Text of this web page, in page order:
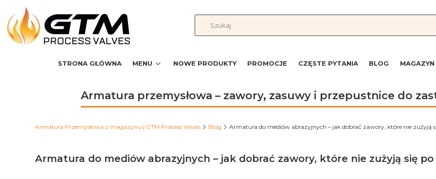
STRONA GŁÓWNA MENU NOWE PRODUKTY PROMOCJE CZĘSTE PYTANIA BLOG
Armatura przemysłowa – zawory, zasuwy i przepustnice do
Armatura Przemysłowa z magazynu | GTM Process Valves Blog Armatura do mediów abrazyjnych – jak dobrać zawory, które nie zużyją
Armatura do mediów abrazyjnych – jak dobrać zawory, które nie zużyją się